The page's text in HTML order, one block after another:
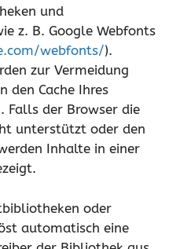
und
z. B. Google Webfonts
webfonts/).
zur Vermeidung
den Cache Ihres
Falls der Browser die
unterstützt oder den
Inhalte in einer
oder
automatisch eine